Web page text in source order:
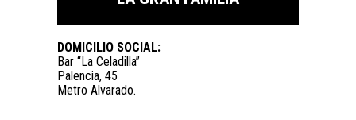
DOMICILIO SOCIAL:
Bar “La Celadilla”
Palencia, 45
Metro Alvarado.